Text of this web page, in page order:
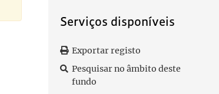
Serviços disponíveis
Exportar registo
Pesquisar no âmbito deste
fundo